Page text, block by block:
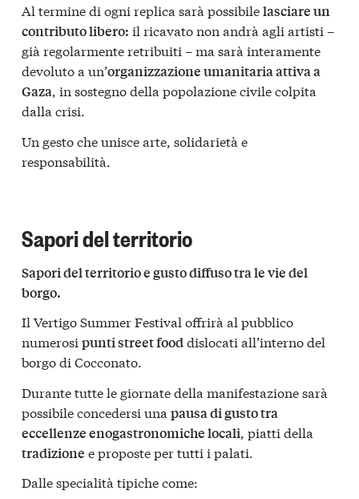
Al termine di ogni replica sarà possibilelasciare un
contributo libero: il ricavato non andrà agli artisti –
già regolarmente retribuiti – ma sarà interamente
devoluto a un’organizzazione umanitaria attiva a
Gaza, in sostegno della popolazione civile colpita
dalla crisi.
Un gesto che unisce arte, solidarietà e
responsabilità.
Sapori del territorio
Sapori del territorio e gusto diffuso tra le vie del
borgo.
Il Vertigo Summer Festival offrirà al pubblico
numerosi punti street fooddislocati all’interno del
borgo di Cocconato.
Durante tutte le giornate della manifestazione sarà
possibile concedersi una pausa di gusto tra
eccellenze enogastronomiche locali, piatti della
tradizione e proposte per tutti i palati.
Dalle specialità tipiche come: